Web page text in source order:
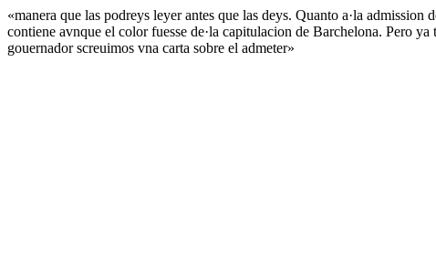
«manera que las podreys leyer antes que las deys. Quanto a·la
contiene avnque el color fuesse de·la capitulacion de Barchelona. Pero
gouernador screuimos vna carta sobre el admeter»